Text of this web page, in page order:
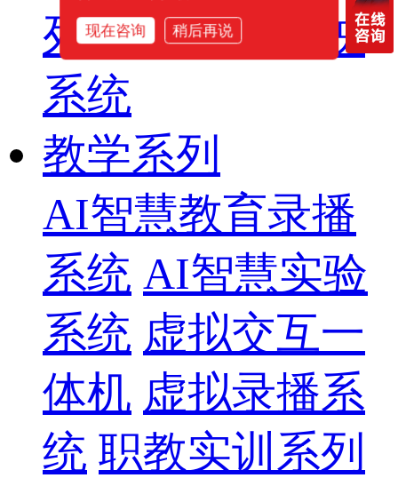
列 智慧影片放映
系统
教学系列
AI智慧教育录播
系统 AI智慧实验
系统 虚拟交互一
体机 虚拟录播系
统 职教实训系列
现在咨询 稍后再说